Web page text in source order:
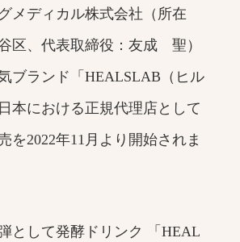
メディカル株式会社（所在
区、代表取締役：友成 聖）
ブランド「HEALSLAB（ヒル
本における正規代理店として
を2022年11月より開始されま
として発酵ドリンク 「HEAL